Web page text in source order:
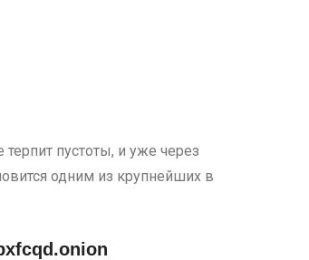
пустоты, и уже через
одним из крупнейших в